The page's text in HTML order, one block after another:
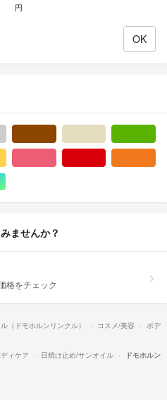
円
系
マルチカラー
ませんか？
格をチェック
（ドモホルンリンクル） コスメ/美容
ボデ
ィケア 日焼け止め/サンオイル
ドモホルン